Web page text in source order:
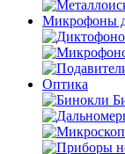
Микрофоны
Оптика